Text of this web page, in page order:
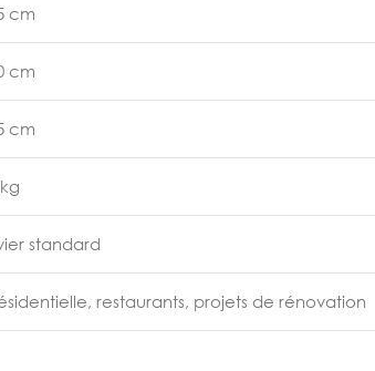
cm
cm
cm
standard
restaurants, projets de rénovation